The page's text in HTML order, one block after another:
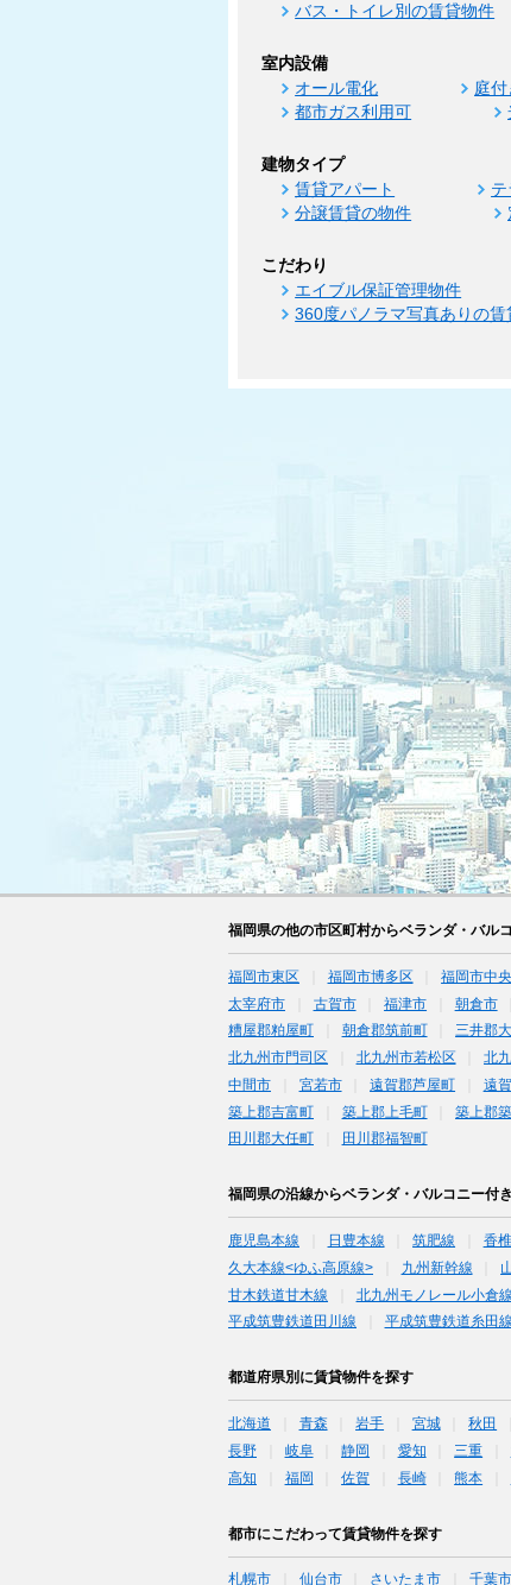
バス・トイレ別の賃貸物件
室内設備
オール電化 庭付
都市ガス利用可
建物タイプ
賃貸アパート
分譲賃貸の物件
こだわり
エイブル保証管理物件
360度パノラマ写真ありの賃
福岡県の他の市区町村からベランダ・バル
福岡市東区 福岡市博多区 福岡市中
太宰府市
古賀市 福津市 朝倉市
糟屋郡粕屋町
朝倉郡筑前町 三井郡
北九州市門司区
北九州市若松区 北
中間市
宮若市 遠賀郡芦屋町 遠
築上郡吉富町
築上郡上毛町 築上郡
田川郡大任町
田川郡福智町
福岡県の沿線からベランダ・バルコニー付
鹿児島本線 日豊本線 筑肥線 香
久大本線<ゆふ高原線>
九州新幹線
甘木鉄道甘木線
北九州モノレール小倉線
平成筑豊鉄道田川線
平成筑豊鉄道糸田線
都道府県別に賃貸物件を探す
北海道 青森 岩手 宮城 秋田
長野
岐阜 静岡 愛知 三重
高知
福岡 佐賀 長崎 熊本
都市にこだわって賃貸物件を探す
札幌市 仙台市 さいたま市 千葉市